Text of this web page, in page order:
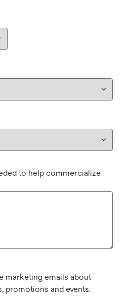
to help commercialize
marketing emails about
promotions and events.